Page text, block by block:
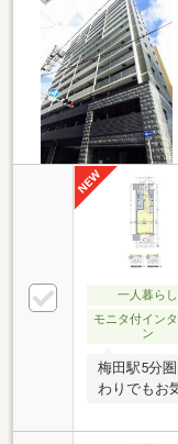
一人暮らし
モニタ付イン
ン
梅田駅5分
わりでもお